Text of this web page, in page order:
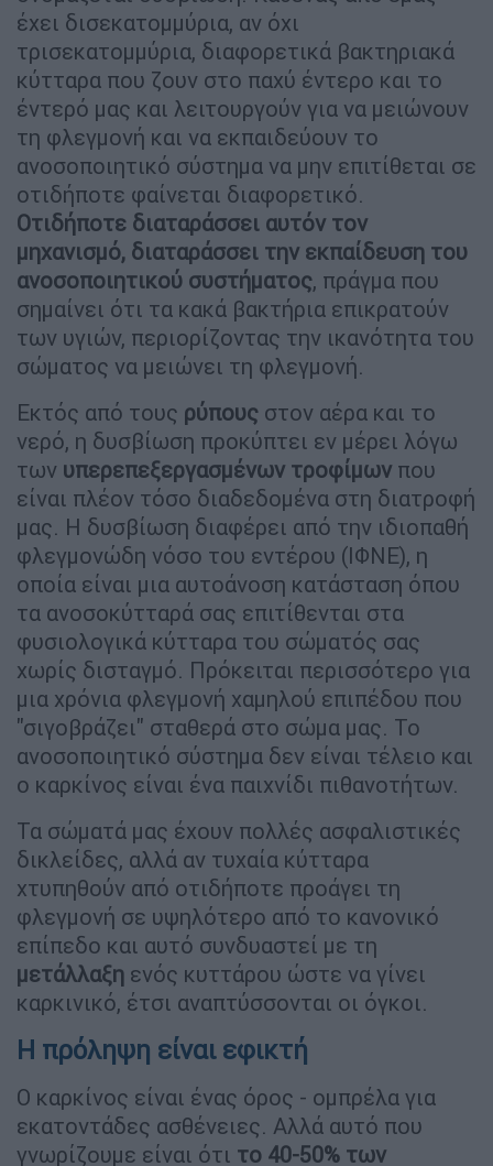
έχει δισεκατομμύρια, αν όχι
τρισεκατομμύρια, διαφορετικά βακτηριακά
κύτταρα που ζουν στο παχύ έντερο και το
έντερό μας και λειτουργούν για να μειώνουν
τη φλεγμονή και να εκπαιδεύουν το
ανοσοποιητικό σύστημα να μην επιτίθεται σε
οτιδήποτε φαίνεται διαφορετικό.
Οτιδήποτε διαταράσσει αυτόν τον
μηχανισμό, διαταράσσει την εκπαίδευση του
ανοσοποιητικού συστήματος, πράγμα που
σημαίνει ότι τα κακά βακτήρια επικρατούν
των υγιών, περιορίζοντας την ικανότητα του
σώματος να μειώνει τη φλεγμονή.
Εκτός από τους ρύπους στον αέρα και το
νερό, η δυσβίωση προκύπτει εν μέρει λόγω
των υπερεπεξεργασμένων τροφίμων που
είναι πλέον τόσο διαδεδομένα στη διατροφή
μας. Η δυσβίωση διαφέρει από την ιδιοπαθή
φλεγμονώδη νόσο του εντέρου (ΙΦΝΕ), η
οποία είναι μια αυτοάνοση κατάσταση όπου
τα ανοσοκύτταρά σας επιτίθενται στα
φυσιολογικά κύτταρα του σώματός σας
χωρίς δισταγμό. Πρόκειται περισσότερο για
μια χρόνια φλεγμονή χαμηλού επιπέδου που
"σιγοβράζει" σταθερά στο σώμα μας. Το
ανοσοποιητικό σύστημα δεν είναι τέλειο και
ο καρκίνος είναι ένα παιχνίδι πιθανοτήτων.
Τα σώματά μας έχουν πολλές ασφαλιστικές
δικλείδες, αλλά αν τυχαία κύτταρα
χτυπηθούν από οτιδήποτε προάγει τη
φλεγμονή σε υψηλότερο από το κανονικό
επίπεδο και αυτό συνδυαστεί με τη
μετάλλαξη ενός κυττάρου ώστε να γίνει
καρκινικό, έτσι αναπτύσσονται οι όγκοι.
Η πρόληψη είναι εφικτή
Ο καρκίνος είναι ένας όρος - ομπρέλα για
εκατοντάδες ασθένειες. Αλλά αυτό που
γνωρίζουμε είναι ότι το 40-50% των